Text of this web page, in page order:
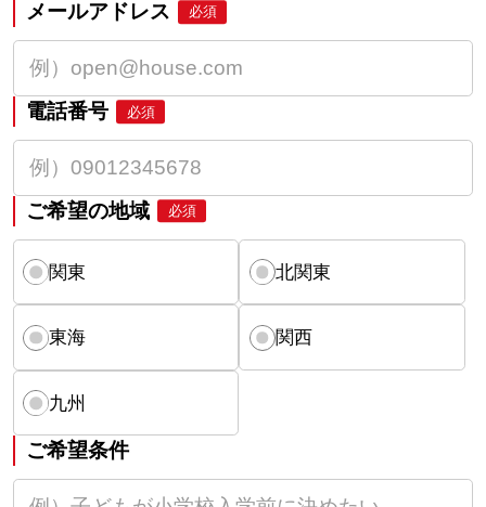
メールアドレス 必須
電話番号 必須
ご希望の地域 必須
関東 北関東
東海 関西
九州
ご希望条件